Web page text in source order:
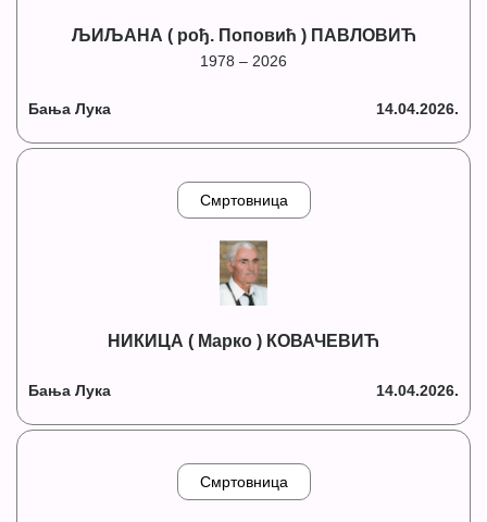
ЉИЉАНА ( рођ. Поповић ) ПАВЛОВИЋ
1978 – 2026
Бања Лука 14.04.2026.
Смртовница
НИКИЦА ( Марко ) КОВАЧЕВИЋ
Бања Лука 14.04.2026.
Смртовница